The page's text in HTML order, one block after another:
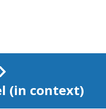
(in context)